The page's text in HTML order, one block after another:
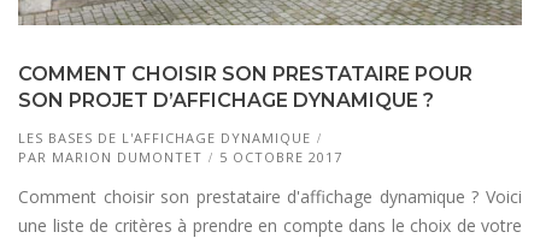
COMMENT CHOISIR SON PRESTATAIRE POUR
SON PROJET D’AFFICHAGE DYNAMIQUE ?
LES BASES DE L'AFFICHAGE DYNAMIQUE
PAR MARION DUMONTET 5 OCTOBRE 2017
Comment choisir son prestataire d'affichage dynamique ? Voici
une liste de critères à prendre en compte dans le choix de votre